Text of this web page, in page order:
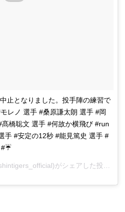
止となりました。投手陣の練習で
レノ 選手 #桑原謙太朗 選手 #岡
橋聡文 選手 #何故か横飛び #run
手 #安定の12秒 #能見篤史 選手 #
がシェアした投稿 –